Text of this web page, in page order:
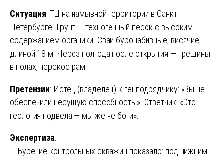
Ситуация: ТЦ на намывной территории в Санкт-
Петербурге. Грунт — техногенный песок с высоким
содержанием органики. Сваи буронабивные, висячие,
длиной 18 м. Через полгода после открытия — трещины
в полах, перекос рам.
Претензии: Истец (владелец) к генподрядчику: «Вы не
обеспечили несущую способность!». Ответчик: «Это
геология подвела — мы же не боги».
Экспертиза:
— Бурение контрольных скважин показало: под нижним